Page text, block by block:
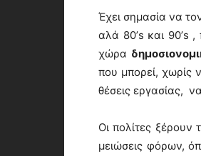
Έχει σημασία να
αλά 80’s και 90’s ,
χώρα
που μπορεί, χωρίς
θέσεις εργασίας,
Οι πολίτες ξέρουν
μειώσεις φόρων,